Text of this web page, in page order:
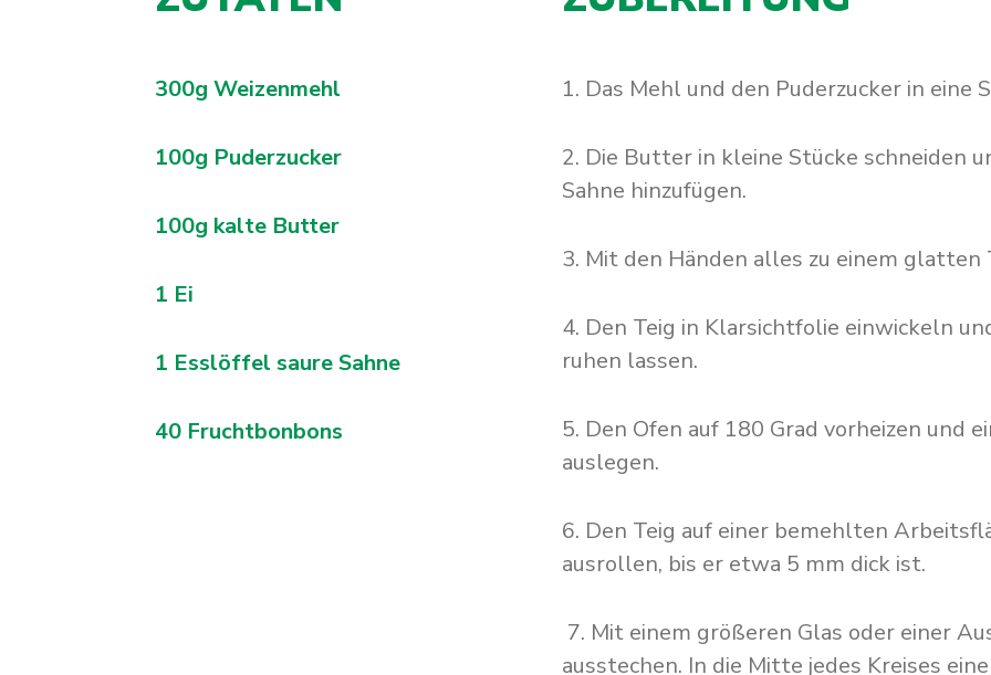
300g Weizenmehl
100g Puderzucker
100g kalte Butter
1 Ei
1 Esslöffel saure Sahne
40 Fruchtbonbons
1. Das Mehl und den Puderzucker in eine
2. Die Butter in kleine Stücke schneiden
Sahne hinzufügen.
3. Mit den Händen alles zu einem glatten
4. Den Teig in Klarsichtfolie einwickeln
ruhen lassen.
5. Den Ofen auf 180 Grad vorheizen und
auslegen.
6. Den Teig auf einer bemehlten
ausrollen, bis er etwa 5 mm dick ist.
7. Mit einem größeren Glas oder einer
ausstechen. In die Mitte jedes Kreises